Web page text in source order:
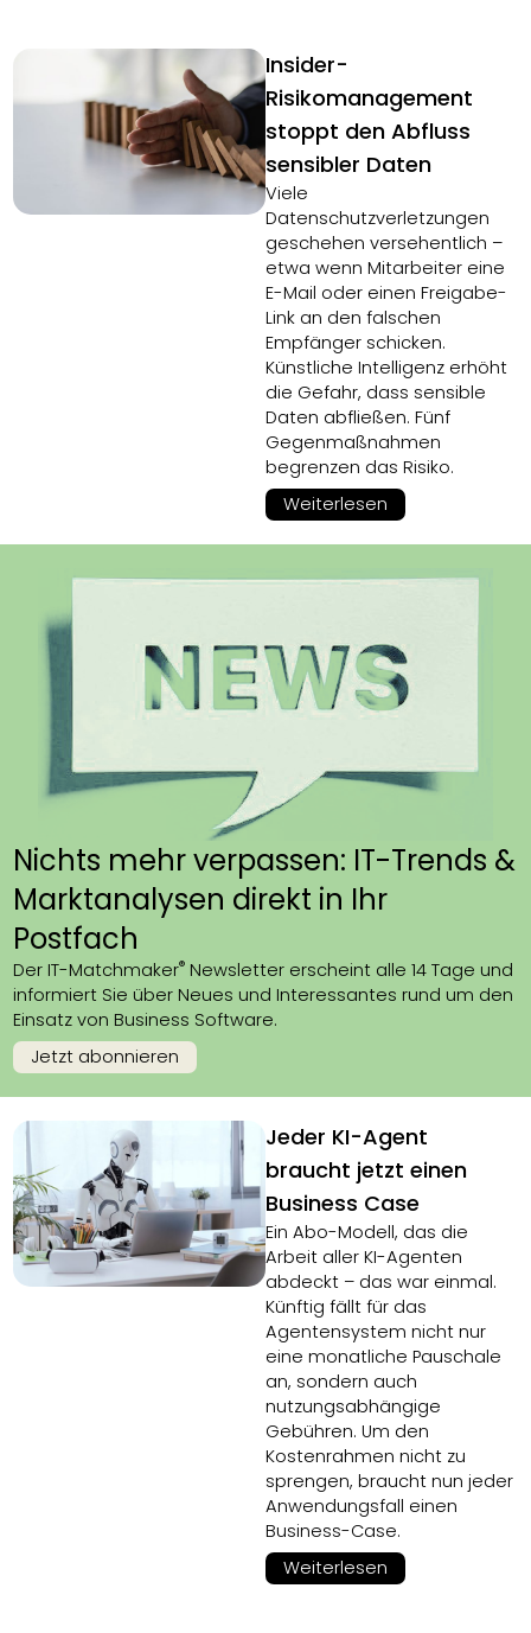
Insider-
Risikomanagement
stoppt den Abfluss
sensibler Daten
Viele
Datenschutzverletzungen
geschehen versehentlich –
etwa wenn Mitarbeiter eine
E-Mail oder einen Freigabe-
Link an den falschen
Empfänger schicken.
Künstliche Intelligenz erhöht
die Gefahr, dass sensible
Daten abfließen. Fünf
Gegenmaßnahmen
begrenzen das Risiko.
Weiterlesen
Nichts mehr verpassen: IT-Trends &
Marktanalysen direkt in Ihr
Postfach
Der IT-Matchmaker® Newsletter erscheint alle 14 Tage und
informiert Sie über Neues und Interessantes rund um den
Einsatz von Business Software.
Jetzt abonnieren
Jeder KI-Agent
braucht jetzt einen
Business Case
Ein Abo-Modell, das die
Arbeit aller KI-Agenten
abdeckt – das war einmal.
Künftig fällt für das
Agentensystem nicht nur
eine monatliche Pauschale
an, sondern auch
nutzungsabhängige
Gebühren. Um den
Kostenrahmen nicht zu
sprengen, braucht nun jeder
Anwendungsfall einen
Business-Case.
Weiterlesen